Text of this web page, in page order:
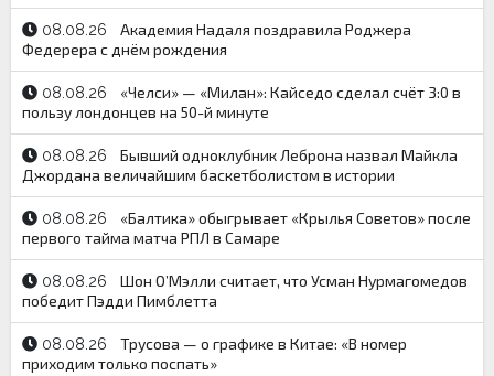
08.08.26
Академия Надаля поздравила Роджера
Федерера с днём рождения
08.08.26
«Челси» — «Милан»: Кайседо сделал счёт 3:0 в
пользу лондонцев на 50-й минуте
08.08.26
Бывший одноклубник Леброна назвал Майкла
Джордана величайшим баскетболистом в истории
08.08.26
«Балтика» обыгрывает «Крылья Советов» после
первого тайма матча РПЛ в Самаре
08.08.26
Шон О’Мэлли считает, что Усман Нурмагомедов
победит Пэдди Пимблетта
08.08.26
Трусова — о графике в Китае: «В номер
приходим только поспать»